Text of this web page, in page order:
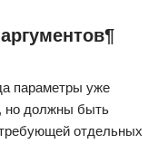
параметры уже
но должны быть
отдельных